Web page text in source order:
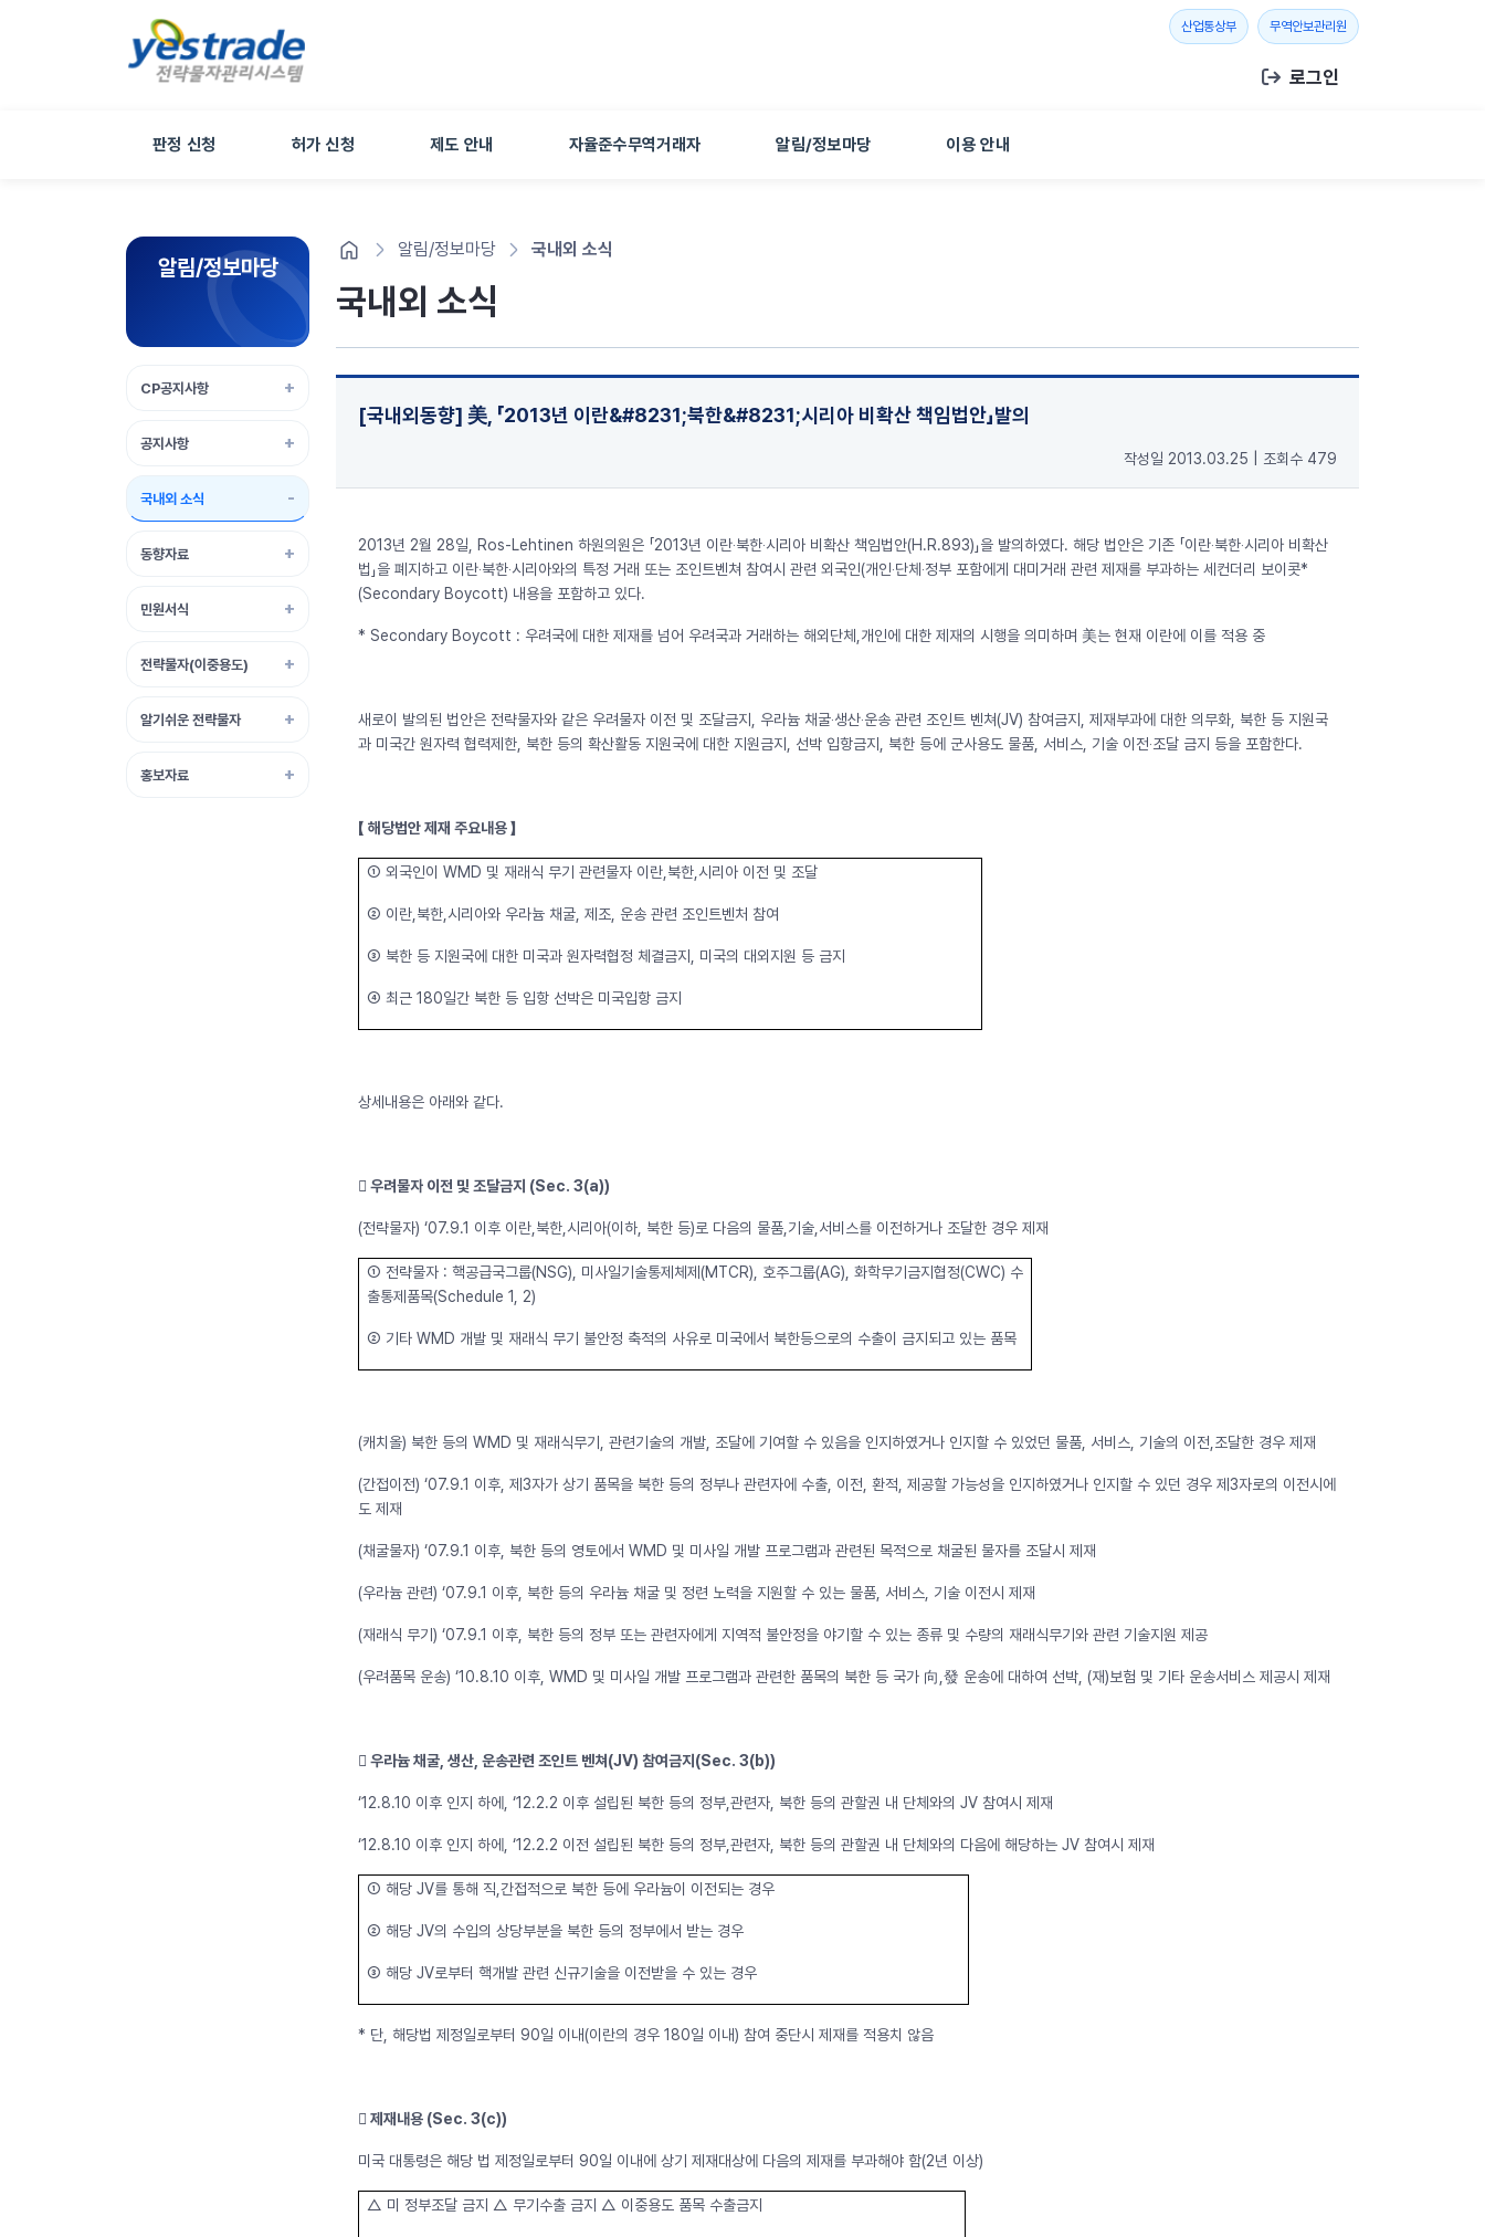
산업통상부새 창 열기무역안보관리원 새 창 열기
로그인
판정 신청 허가 신청 제도 안내 자율준수무역거래자 알림/정보마당 이용 안내
알림/정보마당
CP공지사항
공지사항
국내외 소식
동향자료
민원서식
전략물자(이중용도)
알기쉬운 전략물자
홍보자료
알림/정보마당 국내외 소식
국내외 소식
[국내외동향] 美, 「2013년 이란&#8231;북한&#8231;시리아 비확산 책임법안」발의
작성일 2013.03.25 조회수 479
2013년 2월 28일, Ros-Lehtinen 하원의원은 「2013년 이란‧북한‧시리아 비확산 책임법안(H.R.893)」을 발의하였다. 해당 법안은 기존 「이란‧북한‧시리아 비확산
법」을 폐지하고 이란‧북한‧시리아와의 특정 거래 또는 조인트벤쳐 참여시 관련 외국인(개인‧단체‧정부 포함에게 대미거래 관련 제재를 부과하는 세컨더리 보이콧*
(Secondary Boycott) 내용을 포함하고 있다.
* Secondary Boycott : 우려국에 대한 제재를 넘어 우려국과 거래하는 해외단체,개인에 대한 제재의 시행을 의미하며 美는 현재 이란에 이를 적용 중
새로이 발의된 법안은 전략물자와 같은 우려물자 이전 및 조달금지, 우라늄 채굴‧생산‧운송 관련 조인트 벤쳐(JV) 참여금지, 제재부과에 대한 의무화, 북한 등 지원국
과 미국간 원자력 협력제한, 북한 등의 확산활동 지원국에 대한 지원금지, 선박 입항금지, 북한 등에 군사용도 물품, 서비스, 기술 이전‧조달 금지 등을 포함한다.
【 해당법안 제재 주요내용 】
➀ 외국인이 WMD 및 재래식 무기 관련물자 이란,북한,시리아 이전 및 조달
➁ 이란,북한,시리아와 우라늄 채굴, 제조, 운송 관련 조인트벤처 참여
➂ 북한 등 지원국에 대한 미국과 원자력협정 체결금지, 미국의 대외지원 등 금지
➃ 최근 180일간 북한 등 입항 선박은 미국입항 금지
상세내용은 아래와 같다.
󰊱 우려물자 이전 및 조달금지 (Sec. 3(a))
(전략물자) ‘07.9.1 이후 이란,북한,시리아(이하, 북한 등)로 다음의 물품,기술,서비스를 이전하거나 조달한 경우 제재
➀ 전략물자 : 핵공급국그룹(NSG), 미사일기술통제체제(MTCR), 호주그룹(AG), 화학무기금지협정(CWC) 수
출통제품목(Schedule 1, 2)
➁ 기타 WMD 개발 및 재래식 무기 불안정 축적의 사유로 미국에서 북한등으로의 수출이 금지되고 있는 품목
(캐치올) 북한 등의 WMD 및 재래식무기, 관련기술의 개발, 조달에 기여할 수 있음을 인지하였거나 인지할 수 있었던 물품, 서비스, 기술의 이전,조달한 경우 제재
(간접이전) ‘07.9.1 이후, 제3자가 상기 품목을 북한 등의 정부나 관련자에 수출, 이전, 환적, 제공할 가능성을 인지하였거나 인지할 수 있던 경우 제3자로의 이전시에
도 제재
(채굴물자) ‘07.9.1 이후, 북한 등의 영토에서 WMD 및 미사일 개발 프로그램과 관련된 목적으로 채굴된 물자를 조달시 제재
(우라늄 관련) ‘07.9.1 이후, 북한 등의 우라늄 채굴 및 정련 노력을 지원할 수 있는 물품, 서비스, 기술 이전시 제재
(재래식 무기) ‘07.9.1 이후, 북한 등의 정부 또는 관련자에게 지역적 불안정을 야기할 수 있는 종류 및 수량의 재래식무기와 관련 기술지원 제공
(우려품목 운송) ‘10.8.10 이후, WMD 및 미사일 개발 프로그램과 관련한 품목의 북한 등 국가 向,發 운송에 대하여 선박, (재)보험 및 기타 운송서비스 제공시 제재
󰊲 우라늄 채굴, 생산, 운송관련 조인트 벤쳐(JV) 참여금지(Sec. 3(b))
‘12.8.10 이후 인지 하에, ‘12.2.2 이후 설립된 북한 등의 정부,관련자, 북한 등의 관할권 내 단체와의 JV 참여시 제재
‘12.8.10 이후 인지 하에, ‘12.2.2 이전 설립된 북한 등의 정부,관련자, 북한 등의 관할권 내 단체와의 다음에 해당하는 JV 참여시 제재
➀ 해당 JV를 통해 직,간접적으로 북한 등에 우라늄이 이전되는 경우
➁ 해당 JV의 수입의 상당부분을 북한 등의 정부에서 받는 경우
➂ 해당 JV로부터 핵개발 관련 신규기술을 이전받을 수 있는 경우
* 단, 해당법 제정일로부터 90일 이내(이란의 경우 180일 이내) 참여 중단시 제재를 적용치 않음
󰊳 제재내용 (Sec. 3(c))
미국 대통령은 해당 법 제정일로부터 90일 이내에 상기 제재대상에 다음의 제재를 부과해야 함(2년 이상)
△ 미 정부조달 금지 △ 무기수출 금지 △ 이중용도 품목 수출금지